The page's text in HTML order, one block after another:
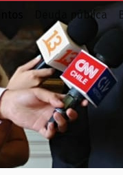
Deuda pública